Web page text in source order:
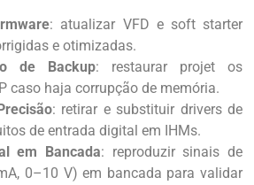
: atualizar VFD e soft starter
e otimizadas.
de Backup: restaurar projet os
caso haja corrupção de memória.
: retirar e substituir drivers de
de entrada digital em IHMs.
em Bancada: reproduzir sinais de
0–10 V) em bancada para validar